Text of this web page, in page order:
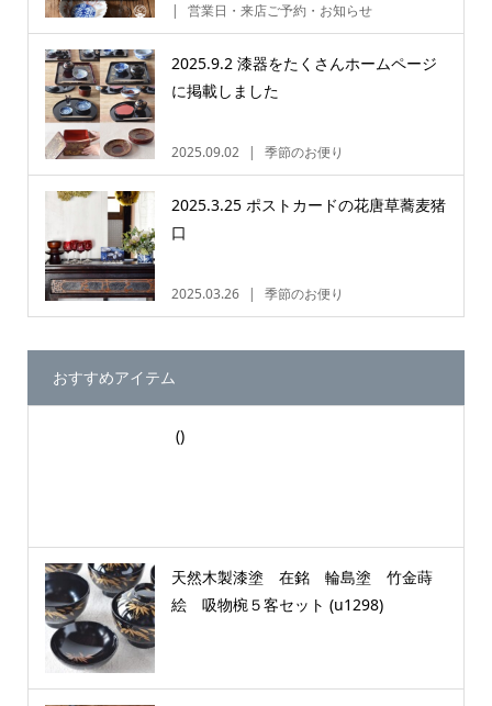
営業日・来店ご予約・お知らせ
2025.9.2 漆器をたくさんホームページ
に掲載しました
2025.09.02 季節のお便り
2025.3.25 ポストカードの花唐草蕎麦猪
口
2025.03.26 季節のお便り
おすすめアイテム
()
天然木製漆塗 在銘 輪島塗 竹金蒔
絵 吸物椀５客セット (u1298)